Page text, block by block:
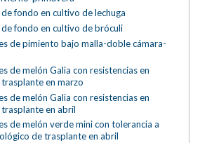
fondo en cultivo de lechuga
fondo en cultivo de bróculi
de pimiento bajo malla-doble cámara-
de melón Galia con resistencias en
en marzo
de melón Galia con resistencias en
en abril
de melón verde mini con tolerancia a
de trasplante en abril